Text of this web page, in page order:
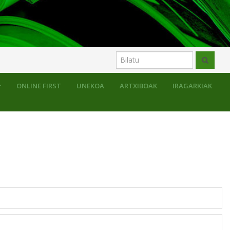
ONLINE FIRST UNEKOA ARTXIBOAK IRAGARKIAK
Artikuluak